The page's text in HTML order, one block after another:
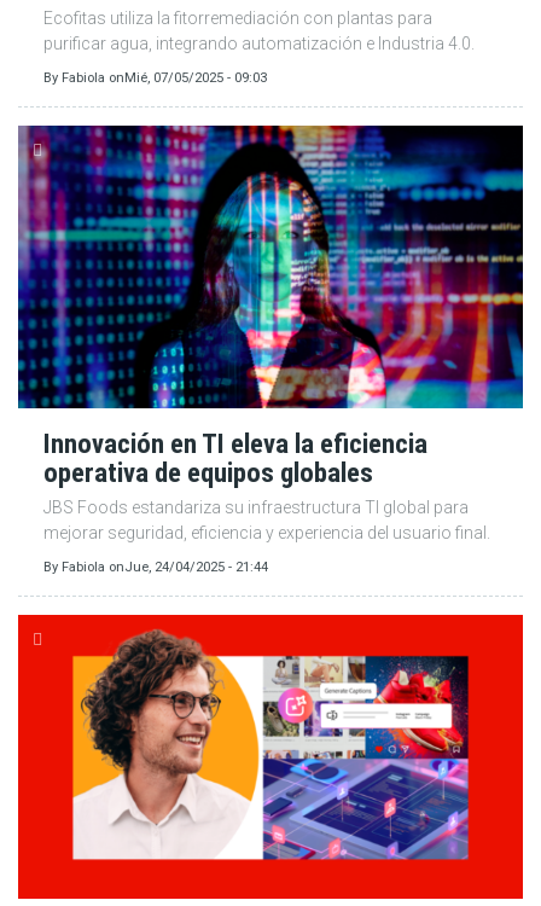
Ecofitas utiliza la fitorremediación con plantas para
purificar agua, integrando automatización e Industria 4.0.
By Fabiola onMié, 07/05/2025 - 09:03
Innovación en TI eleva la eficiencia
operativa de equipos globales
JBS Foods estandariza su infraestructura TI global para
mejorar seguridad, eficiencia y experiencia del usuario final.
By Fabiola onJue, 24/04/2025 - 21:44